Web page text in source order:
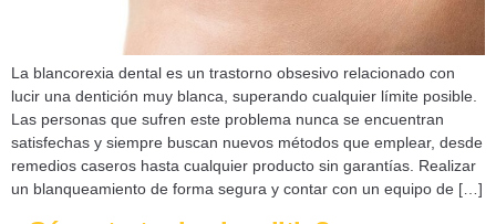
La blancorexia dental es un trastorno obsesivo relacionado con
lucir una dentición muy blanca, superando cualquier límite posible.
Las personas que sufren este problema nunca se encuentran
satisfechas y siempre buscan nuevos métodos que emplear, desde
remedios caseros hasta cualquier producto sin garantías. Realizar
un blanqueamiento de forma segura y contar con un equipo de […]